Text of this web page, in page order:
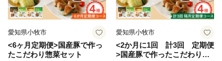
ございます。
◇万一、お礼の品に破損・汚損・不良およびご注文と異
なる場合は、必ず状態が確認できる写真などをメールに
てお送りください。
愛知県小牧市
<6ヶ月定期便>国産豚で作っ
たこだわり惣菜セット
愛知県小牧市
<2か月に1回 計3回 定期便
>国産豚で作ったこだわり惣